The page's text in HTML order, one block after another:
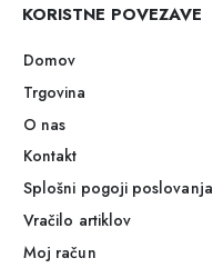
KORISTNE POVEZAVE
Domov
Trgovina
O nas
Kontakt
Splošni pogoji poslovanja
Vračilo artiklov
Moj račun